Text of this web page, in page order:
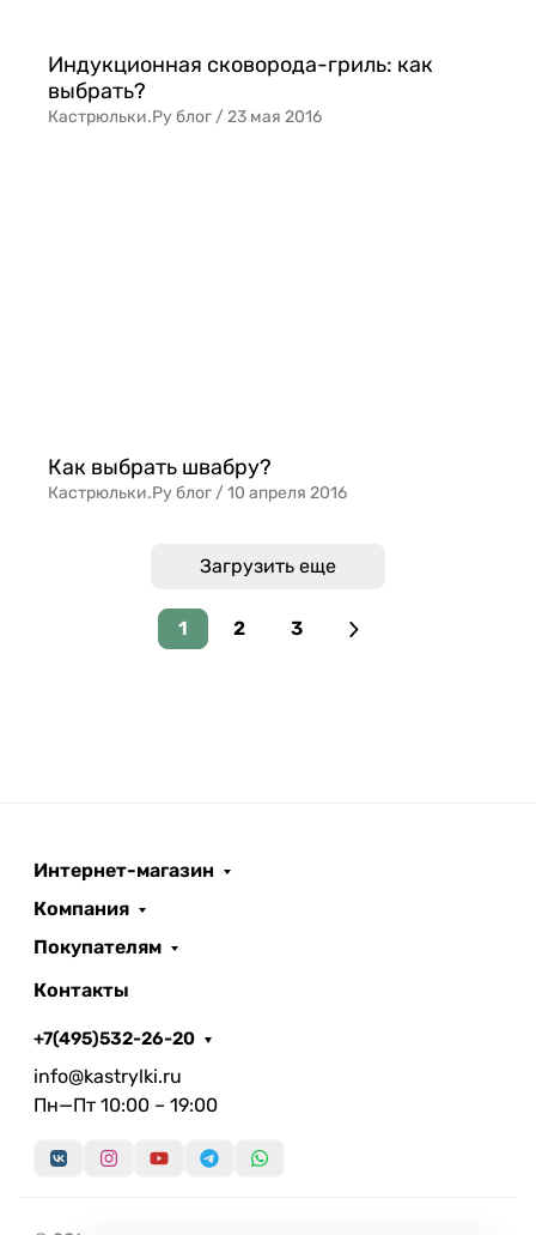
Индукционная сковорода-гриль: как
выбрать?
Кастрюльки.Ру блог / 23 мая 2016
Как выбрать швабру?
Кастрюльки.Ру блог /10 апреля 2016
Загрузить еще
1 2 3
Интернет-магазин
Компания
Покупателям
Контакты
+7(495)532-26-20
info@kastrylki.ru
Пн—Пт 10:00 – 19:00